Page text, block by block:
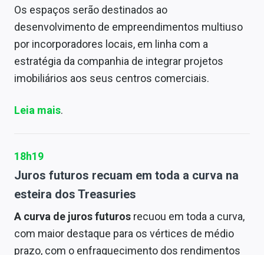
Os espaços serão destinados ao
desenvolvimento de empreendimentos multiuso
por incorporadores locais, em linha com a
estratégia da companhia de integrar projetos
imobiliários aos seus centros comerciais.
Leia mais.
18h19
Juros futuros recuam em toda a curva na
esteira dos Treasuries
A curva de juros futuros recuou em toda a curva,
com maior destaque para os vértices de médio
prazo, com o enfraquecimento dos rendimentos